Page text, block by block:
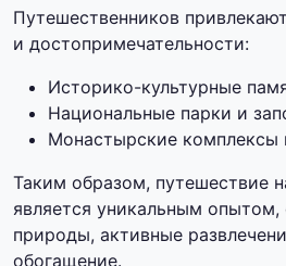
Путешественников
и достопримечательности:
Историко-культурные
Национальные парки и
Монастырские комплексы
Таким образом, путешествие
является уникальным
природы, активные
обогащение.